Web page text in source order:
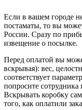
Если в вашем городе
постаматы, то вы
России. Сразу по
извещение о посылке.
Перед оплатой вы
вскрывая): вес,
соответствует
попросите сотрудника
Вскрывать коробку
того, как оплатили